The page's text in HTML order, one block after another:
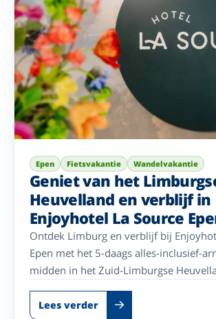
Epen Fietsvakantie Wandelvakantie
Geniet van het
Heuvelland en verblijf in
Enjoyhotel La Source
Ontdek Limburg en verblijf bij
Epen met het 5-daags alles-inclusief-
midden in het Zuid-Limburgse
Lees verder